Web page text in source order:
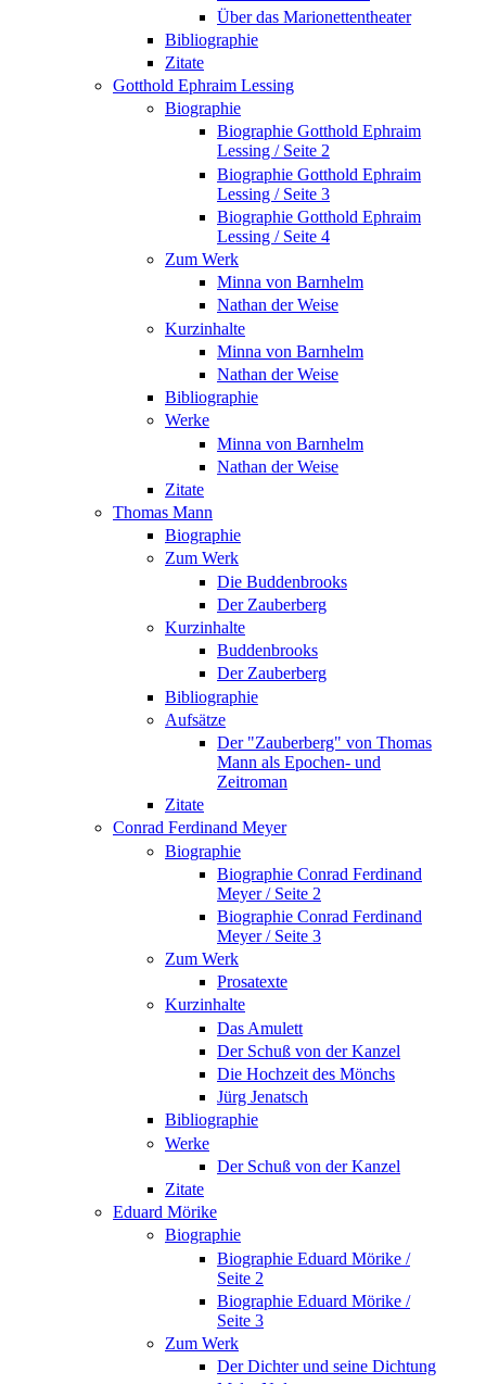
Über das Marionettentheater
Bibliographie
Zitate
Gotthold Ephraim Lessing
Biographie
Biographie Gotthold Ephraim
Lessing / Seite 2
Biographie Gotthold Ephraim
Lessing / Seite 3
Biographie Gotthold Ephraim
Lessing / Seite 4
Zum Werk
Minna von Barnhelm
Nathan der Weise
Kurzinhalte
Minna von Barnhelm
Nathan der Weise
Bibliographie
Werke
Minna von Barnhelm
Nathan der Weise
Zitate
Thomas Mann
Biographie
Zum Werk
Die Buddenbrooks
Der Zauberberg
Kurzinhalte
Buddenbrooks
Der Zauberberg
Bibliographie
Aufsätze
Der "Zauberberg" von Thomas
Mann als Epochen- und
Zeitroman
Zitate
Conrad Ferdinand Meyer
Biographie
Biographie Conrad Ferdinand
Meyer / Seite 2
Biographie Conrad Ferdinand
Meyer / Seite 3
Zum Werk
Prosatexte
Kurzinhalte
Das Amulett
Der Schuß von der Kanzel
Die Hochzeit des Mönchs
Jürg Jenatsch
Bibliographie
Werke
Der Schuß von der Kanzel
Zitate
Eduard Mörike
Biographie
Biographie Eduard Mörike /
Seite 2
Biographie Eduard Mörike /
Seite 3
Zum Werk
Der Dichter und seine Dichtung